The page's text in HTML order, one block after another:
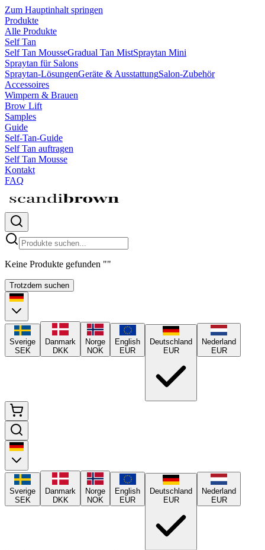
Zum Hauptinhalt springen
Produkte
Alle Produkte
Self Tan
Self Tan MousseGradual Tan MistSpraytan Mini
Spraytan für Salons
Spraytan-LösungenGeräte & AusstattungSalon-Zubehör
Accessoires
Wimpern & Brauen
Brow Lift
Samples
Guide
Self-Tan-Guide
Self Tan auftragen
Self Tan Mousse
Kontakt
FAQ
Keine Produkte gefunden ""
Trotzdem suchen
Sverige
SEK
Danmark
DKK
Norge
NOK
English
EUR
Deutschland
EUR
Nederland
EUR
Sverige
SEK
Danmark
DKK
Norge
NOK
English
EUR
Deutschland
EUR
Nederland
EUR